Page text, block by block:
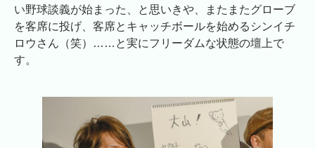
い野球談義が始まった、と思いきや、またまたグローブ
を客席に投げ、客席とキャッチボールを始めるシンイチ
ロウさん（笑）……と実にフリーダムな状態の壇上で
す。